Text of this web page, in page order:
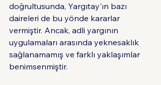
doğrultusunda, Yargıtay'ın bazı
daireleri de bu yönde kararlar
vermiştir. Ancak, adli yargının
uygulamaları arasında yeknesaklık
sağlanamamış ve farklı yaklaşımlar
benimsenmiştir.